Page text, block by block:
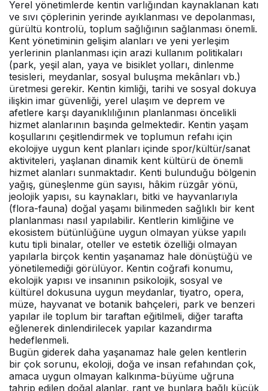
Yerel yönetimlerde kentin varlığından kaynaklanan katı
ve sıvı çöplerinin yerinde ayıklanması ve depolanması,
gürültü kontrolü, toplum sağlığının sağlanması önemli.
Kent yönetiminin gelişim alanları ve yeni yerleşim
yerlerinin planlanması için arazi kullanım politikaları
(park, yeşil alan, yaya ve bisiklet yolları, dinlenme
tesisleri, meydanlar, sosyal buluşma mekânları vb.)
üretmesi gerekir. Kentin kimliği, tarihi ve sosyal dokuya
ilişkin imar güvenliği, yerel ulaşım ve deprem ve
afetlere karşı dayanıklılığının planlanması öncelikli
hizmet alanlarının başında gelmektedir. Kentin yaşam
koşullarını çeşitlendirmek ve toplumun refahı için
ekolojiye uygun kent planları içinde spor/kültür/sanat
aktiviteleri, yaşlanan dinamik kent kültürü de önemli
hizmet alanları sunmaktadır. Kenti bulunduğu bölgenin
yağış, güneşlenme gün sayısı, hâkim rüzgâr yönü,
jeolojik yapısı, su kaynakları, bitki ve hayvanlarıyla
(flora-fauna) doğal yaşamı bilinmeden sağlıklı bir kent
planlanması nasıl yapılabilir. Kentlerin kimliğine ve
ekosistem bütünlüğüne uygun olmayan yükse yapılı
kutu tipli binalar, oteller ve estetik özelliği olmayan
yapılarla birçok kentin yaşanamaz hale dönüştüğü ve
yönetilemediği görülüyor. Kentin coğrafi konumu,
ekolojik yapısı ve insanının psikolojik, sosyal ve
kültürel dokusuna uygun meydanlar, tiyatro, opera,
müze, hayvanat ve botanik bahçeleri, park ve benzeri
yapılar ile toplum bir taraftan eğitilmeli, diğer tarafta
eğlenerek dinlendirilecek yapılar kazandırma
hedeflenmeli.
Bugün giderek daha yaşanamaz hale gelen kentlerin
bir çok sorunu, ekoloji, doğa ve insan refahından çok,
amaca uygun olmayan kalkınma-büyüme uğruna
tahrip edilen doğal alanlar, rant ve bunlara bağlı küçük